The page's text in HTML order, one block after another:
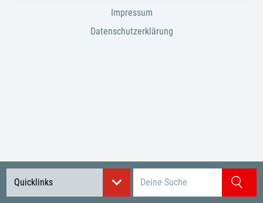
Quicklinks
Suchbegriff eingeben
Impressum
Datenschutzerklärung